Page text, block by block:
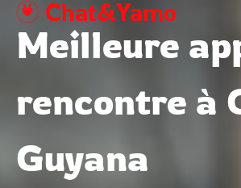
Aller
contenu
Chat&Yamo
Meilleure
rencontre à
Guyana